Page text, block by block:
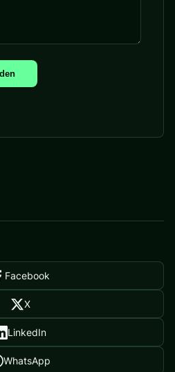
Facebook
X
LinkedIn
WhatsApp